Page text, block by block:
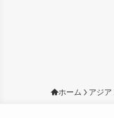
ホーム アジア